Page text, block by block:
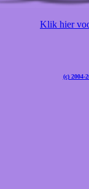
Klik hier
(c) 2004-